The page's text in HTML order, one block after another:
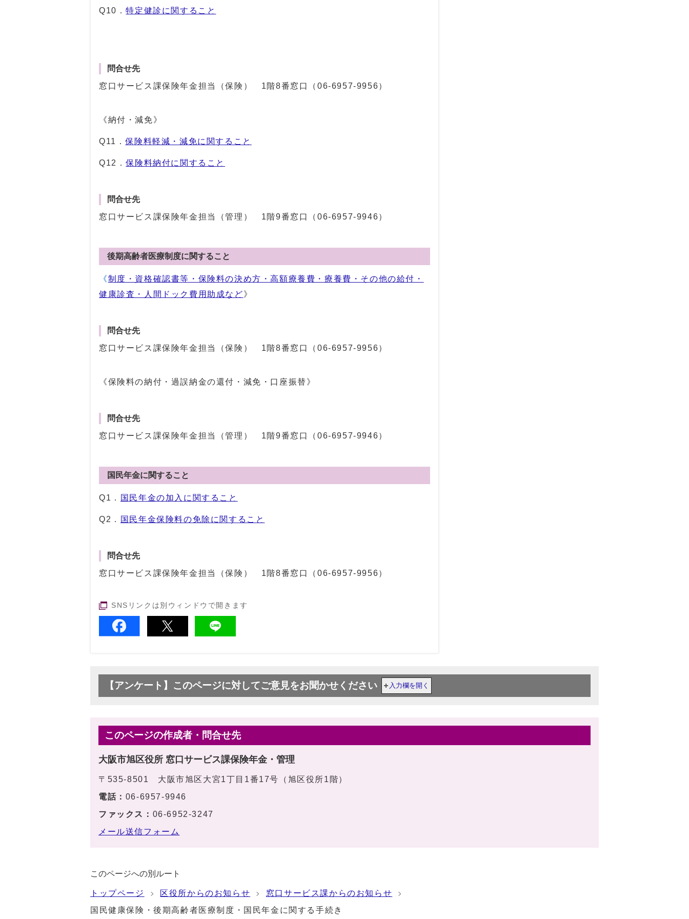
Q10．特定健診に関すること
問合せ先
窓口サービス課保険年金担当（保険） 1階8番窓口（06-6957-9956）
《納付・減免》
Q11．保険料軽減・減免に関すること
Q12．保険料納付に関すること
問合せ先
窓口サービス課保険年金担当（管理） 1階9番窓口（06-6957-9946）
後期高齢者医療制度に関すること
《制度・資格確認書等・保険料の決め方・高額療養費・療養費・その他の給付・
健康診査・人間ドック費用助成など》
問合せ先
窓口サービス課保険年金担当（保険） 1階8番窓口（06-6957-9956）
《保険料の納付・過誤納金の還付・減免・口座振替》
問合せ先
窓口サービス課保険年金担当（管理） 1階9番窓口（06-6957-9946）
国民年金に関すること
Q1． 国民年金の加入に関すること
Q2． 国民年金保険料の免除に関すること
問合せ先
窓口サービス課保険年金担当（保険） 1階8番窓口（06-6957-9956）
SNSリンクは別ウィンドウで開きます
【アンケート】このページに対してご意見をお聞かせください 入力欄を開く
このページの作成者・問合せ先
大阪市旭区役所 窓口サービス課保険年金・管理
〒535-8501 大阪市旭区大宮1丁目1番17号（旭区役所1階）
電話： 06-6957-9946
ファックス： 06-6952-3247
メール送信フォーム
このページへの別ルート
トップページ 区役所からのお知らせ
窓口サービス課からのお知らせ
国民健康保険・後期高齢者医療制度・国民年金に関する手続き